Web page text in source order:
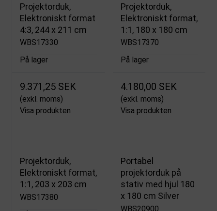
Projektorduk,
Elektroniskt format
4:3, 244 x 211 cm
WBS17330
På lager
9.371,25 SEK
(exkl. moms)
Visa produkten
Projektorduk,
Elektroniskt format,
1:1, 180 x 180 cm
WBS17370
På lager
4.180,00 SEK
(exkl. moms)
Visa produkten
Projektorduk,
Elektroniskt format,
1:1, 203 x 203 cm
WBS17380
Portabel
projektorduk på
stativ med hjul 180
x 180 cm Silver
WBS20900